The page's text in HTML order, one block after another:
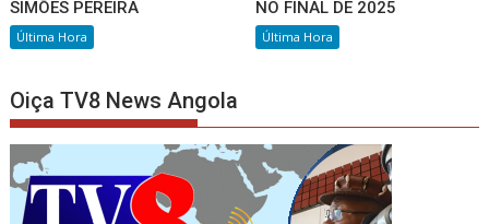
SIMÕES PEREIRA
Última Hora
NO FINAL DE 2025
Última Hora
Oiça TV8 News Angola